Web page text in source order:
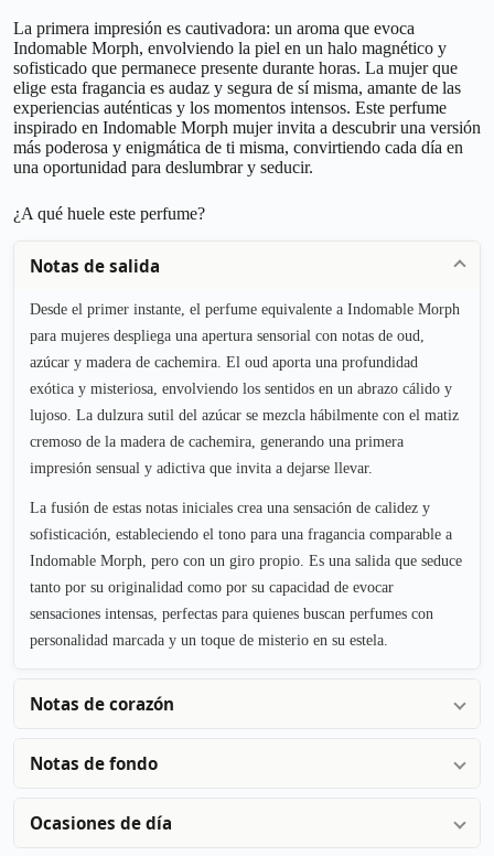
La primera impresión es cautivadora: un aroma que evoca
Indomable Morph, envolviendo la piel en un halo magnético y
sofisticado que permanece presente durante horas. La mujer que
elige esta fragancia es audaz y segura de sí misma, amante de las
experiencias auténticas y los momentos intensos. Este perfume
inspirado en Indomable Morph mujer invita a descubrir una versión
más poderosa y enigmática de ti misma, convirtiendo cada día en
una oportunidad para deslumbrar y seducir.
¿A qué huele este perfume?
Notas de salida
Desde el primer instante, el perfume equivalente a Indomable Morph
para mujeres despliega una apertura sensorial con notas de oud,
azúcar y madera de cachemira. El oud aporta una profundidad
exótica y misteriosa, envolviendo los sentidos en un abrazo cálido y
lujoso. La dulzura sutil del azúcar se mezcla hábilmente con el matiz
cremoso de la madera de cachemira, generando una primera
impresión sensual y adictiva que invita a dejarse llevar.
La fusión de estas notas iniciales crea una sensación de calidez y
sofisticación, estableciendo el tono para una fragancia comparable a
Indomable Morph, pero con un giro propio. Es una salida que seduce
tanto por su originalidad como por su capacidad de evocar
sensaciones intensas, perfectas para quienes buscan perfumes con
personalidad marcada y un toque de misterio en su estela.
Notas de corazón
Notas de fondo
Ocasiones de día